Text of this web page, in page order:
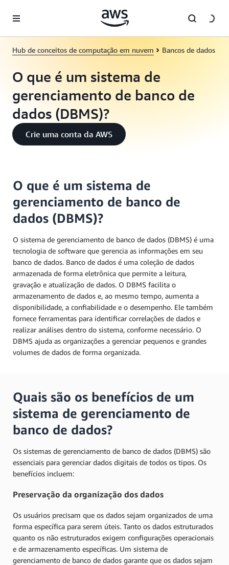
Pular para o conteúdo principal
Hub de conceitos de computação em nuvem Bancos de dados
O que é um sistema de
gerenciamento de banco de
dados (DBMS)?
Crie uma conta da AWS
O que é um sistema de
gerenciamento de banco de
dados (DBMS)?
O sistema de gerenciamento de banco de dados (DBMS) é uma
tecnologia de software que gerencia as informações em seu
banco de dados. Banco de dados é uma coleção de dados
armazenada de forma eletrônica que permite a leitura,
gravação e atualização de dados. O DBMS facilita o
armazenamento de dados e, ao mesmo tempo, aumenta a
disponibilidade, a confiabilidade e o desempenho. Ele também
fornece ferramentas para identificar correlações de dados e
realizar análises dentro do sistema, conforme necessário. O
DBMS ajuda as organizações a gerenciar pequenos e grandes
volumes de dados de forma organizada.
Quais são os benefícios de um
sistema de gerenciamento de
banco de dados?
Os sistemas de gerenciamento de banco de dados (DBMS) são
essenciais para gerenciar dados digitais de todos os tipos. Os
benefícios incluem:
Preservação da organização dos dados
Os usuários precisam que os dados sejam organizados de uma
forma específica para serem úteis. Tanto os dados estruturados
quanto os não estruturados exigem configurações operacionais
e de armazenamento específicas. Um sistema de
gerenciamento de banco de dados garante que os dados sejam